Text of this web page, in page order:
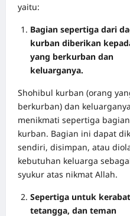
yaitu:
Bagian sepertiga dari
kurban diberikan
yang berkurban dan
keluarganya.
Shohibul kurban (orang
berkurban) dan
menikmati sepertiga
kurban. Bagian ini dapat
sendiri, disimpan, atau
kebutuhan keluarga
syukur atas nikmat Allah.
Sepertiga untuk
tetangga, dan teman